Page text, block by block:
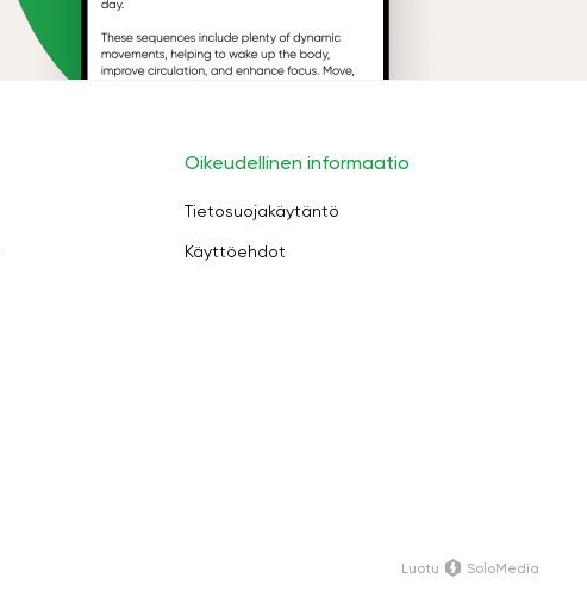
Oikeudellinen informaatio
Tietosuojakäytäntö
Käyttöehdot
Luotu SoloMedia